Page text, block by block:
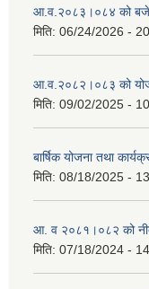
आ.व.२०८३।०८४ को
मिति: 06/24/2026 -
आ.व.२०८२।०८३ को
मिति: 09/02/2025 -
बार्षिक योजना तथा
मिति: 08/18/2025 -
आ. व २०८१।०८२ को
मिति: 07/18/2024 -